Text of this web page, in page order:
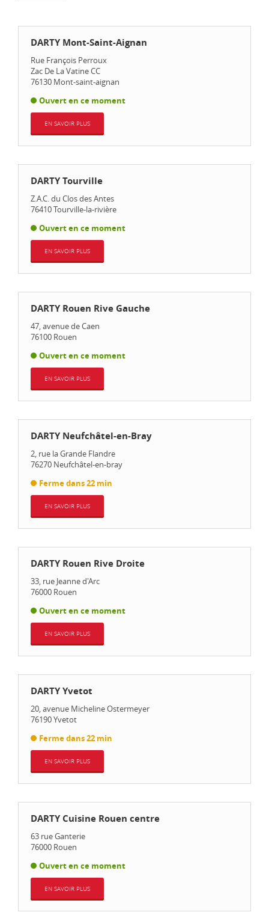
DARTY Mont-Saint-Aignan
Rue François Perroux
Zac De La Vatine CC
76130 Mont-saint-aignan
Ouvert en ce moment
EN SAVOIR PLUS
DARTY Tourville
Z.A.C. du Clos des Antes
76410Tourville-la-rivière
Ouvert en ce moment
EN SAVOIR PLUS
DARTY Rouen Rive Gauche
47, avenue de Caen
76100 Rouen
Ouvert en ce moment
EN SAVOIR PLUS
DARTY Neufchâtel-en-Bray
2, rue la Grande Flandre
76270 Neufchâtel-en-bray
Ferme dans 22 min
EN SAVOIR PLUS
DARTY Rouen Rive Droite
33, rue Jeanne d'Arc
76000 Rouen
Ouvert en ce moment
EN SAVOIR PLUS
DARTY Yvetot
20, avenue Micheline Ostermeyer
76190Yvetot
Ferme dans 22 min
EN SAVOIR PLUS
DARTY Cuisine Rouen centre
63 rue Ganterie
76000 Rouen
Ouvert en ce moment
EN SAVOIR PLUS